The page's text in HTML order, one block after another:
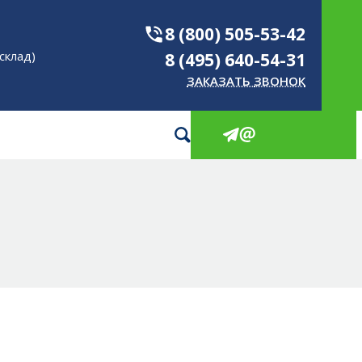
8 (800) 505-53-42
8 (495) 640-54-31
ЗАКАЗАТЬ ЗВОНОК